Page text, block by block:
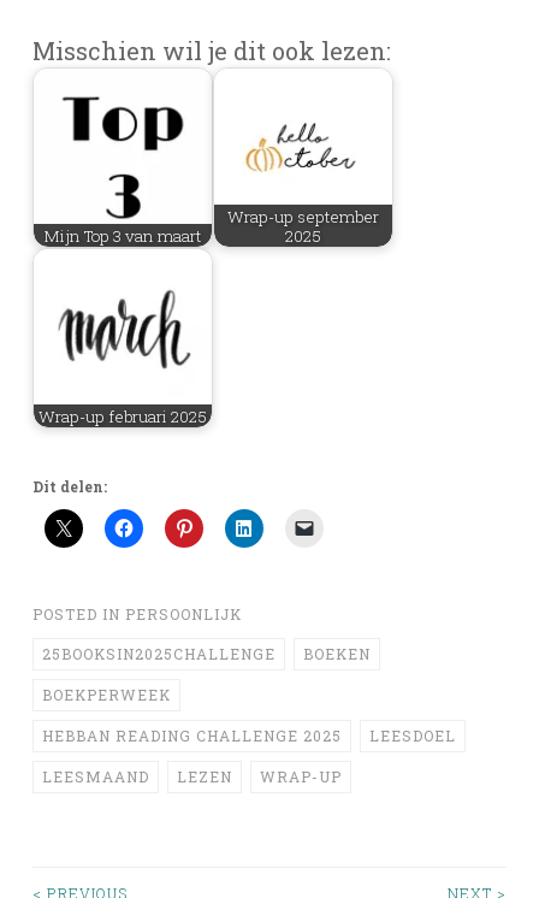
Misschien wil je dit ook lezen:
Mijn Top 3 van maart
Wrap-up september
2025
Wrap-up februari 2025
Dit delen:
POSTED IN PERSOONLIJK
25BOOKSIN2025CHALLENGE BOEKEN
BOEKPERWEEK
HEBBAN READING CHALLENGE 2025 LEESDOEL
LEESMAAND LEZEN WRAP-UP
< PREVIOUS NEXT >